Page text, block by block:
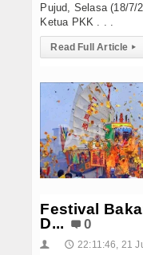
Pujud, Selasa (18/7/
Ketua PKK . . .
Read Full Article ▸
Festival
D...
0
👤 🕔 22:11:46, 21